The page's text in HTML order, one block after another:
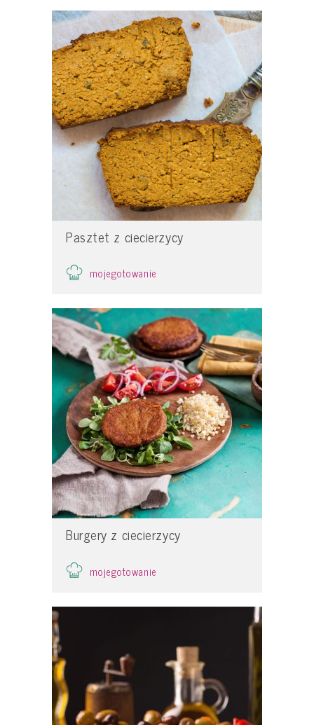
Pasztet z ciecierzycy
mojegotowanie
Burgery z ciecierzycy
mojegotowanie